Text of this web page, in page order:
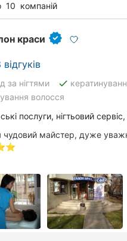
10 компаній
краси
відгуків
за нігтями done
волосся
послуги, нігтьовий
чудовий майстер, дуже